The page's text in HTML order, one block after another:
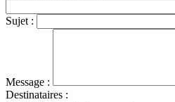
Sujet :
Message :
Destinataires :